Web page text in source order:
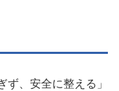
ず、安全に整える」